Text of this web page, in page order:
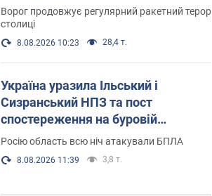
Ворог продовжує регулярний ракетний терор
столиці
8.08.2026 10:23 28,4 т.
Україна уразила Ільський і
Сизранський НПЗ та пост
спостереження на буровій
установці "Сиваш": Генштаб
розкрив деталі. Фото і відео
Росію область всю ніч атакували БПЛА
8.08.2026 11:39 3,8 т.